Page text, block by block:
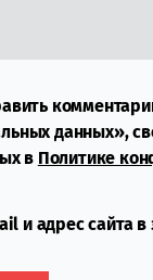
данных»,
в Политике
и адрес сайта